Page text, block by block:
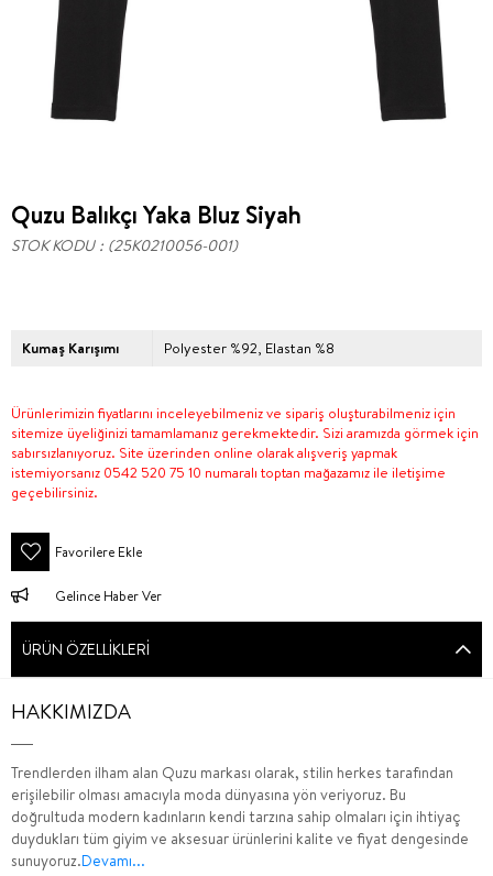
Quzu Balıkçı Yaka Bluz Siyah
STOK KODU (25K0210056-001)
Kumaş Karışımı Polyester %92, Elastan %8
Ürünlerimizin fiyatlarını inceleyebilmeniz ve sipariş oluşturabilmeniz için
sitemize üyeliğinizi tamamlamanız gerekmektedir. Sizi aramızda görmek için
sabırsızlanıyoruz. Site üzerinden online olarak alışveriş yapmak
istemiyorsanız 0542 520 75 10 numaralı toptan mağazamız ile iletişime
geçebilirsiniz.
Favorilere Ekle
Gelince Haber Ver
ÜRÜN ÖZELLIKLERI
HAKKIMIZDA
Trendlerden ilham alan Quzu markası olarak, stilin herkes tarafından
erişilebilir olması amacıyla moda dünyasına yön veriyoruz. Bu
doğrultuda modern kadınların kendi tarzına sahip olmaları için ihtiyaç
duydukları tüm giyim ve aksesuar ürünlerini kalite ve fiyat dengesinde
sunuyoruz.Devamı...